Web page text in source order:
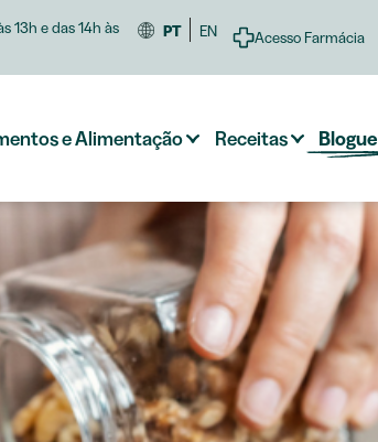
13h e das 14h às
PT EN Acesso Farmácia
e Alimentação Receitas Blogue